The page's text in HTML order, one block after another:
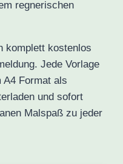
regnerischen
komplett kostenlos
Jede Vorlage
Format als
und sofort
Malspaß zu jeder